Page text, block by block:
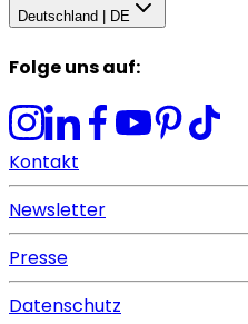
Deutschland | DE
Folge uns auf:
Kontakt
Newsletter
Presse
Datenschutz